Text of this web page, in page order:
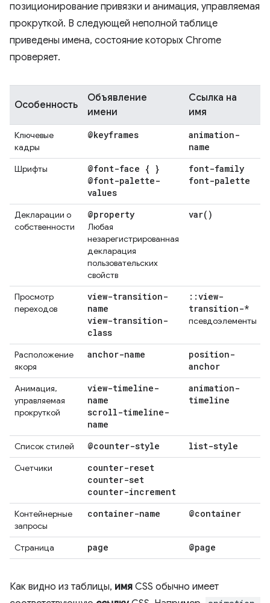
позиционирование привязки и анимация, управляемая
прокруткой. В следующей неполной таблице
приведены имена, состояние которых Chrome
проверяет.
Особенность
Объявление
имени
Ссылка на
имя
Ключевые
кадры
@keyframes
animation-
name
Шрифты
@font-face { }
@font-palette-
values
font-family
font-palette
Декларации о
собственности
@property
Любая
незарегистрированная
декларация
пользовательских
свойств
var( )
Просмотр
переходов
view-transition-
name
view-transition-
class
::view-
transition-*
псевдоэлементы
Расположение
якоря
anchor-name
position-
anchor
Анимация,
управляемая
прокруткой
view-timeline-
name
scroll-timeline-
name
animation-
timeline
Список стилей @counter-style list-style
Счетчики
counter-reset
counter-set
counter-increment
Контейнерные
запросы
container-name @container
Страница page @page
Как видно из таблицы, имя CSS обычно имеет